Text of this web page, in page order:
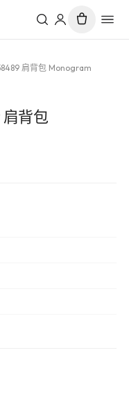
肩背包 Monogram
背包